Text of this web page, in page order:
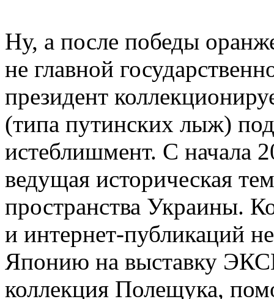
Ну, а после победы
не главной
президент
(типа путинских лыж)
истеблишмент. С начала
ведущая историческая
пространства Украины.
и интернет-публикаций
Японию на выставку
коллекция Полещука,